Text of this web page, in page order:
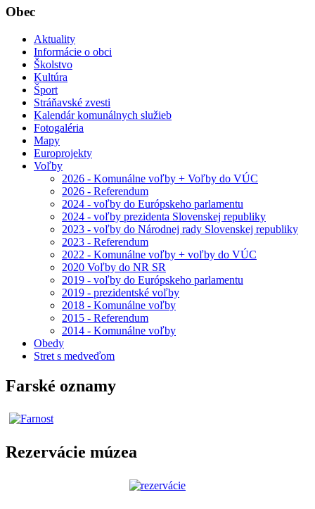
Obec
Aktuality
Informácie o obci
Školstvo
Kultúra
Šport
Stráňavské zvesti
Kalendár komunálnych služieb
Fotogaléria
Mapy
Europrojekty
Voľby
2026 - Komunálne voľby + Voľby do VÚC
2026 - Referendum
2024 - voľby do Európskeho parlamentu
2024 - voľby prezidenta Slovenskej republiky
2023 - voľby do Národnej rady Slovenskej republiky
2023 - Referendum
2022 - Komunálne voľby + voľby do VÚC
2020 Voľby do NR SR
2019 - voľby do Európskeho parlamentu
2019 - prezidentské voľby
2018 - Komunálne voľby
2015 - Referendum
2014 - Komunálne voľby
Obedy
Stret s medveďom
Farské oznamy
Rezervácie múzea